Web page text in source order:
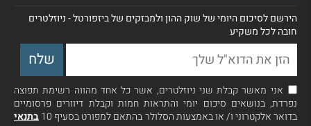
הירשם לסיכום היומי של שוק ההון ולמבזקים של ביזפורטל - ניוזלטרים
חובה לכל משקיע
אני מאשר קבלת שני ניוזלטרים, אשר כל אחד מהווה רשימת תפוצה
נפרדת, בנושאים סיכום יומי והתראות חמות וקבלת דיוורים פרסומיים
בדואר אלקטרוני ו/ או באמצעות הסלולר בהתאם למפורט בסעיף 10
בתנאי